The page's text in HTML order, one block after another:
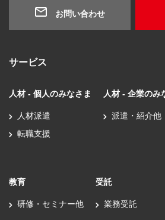
お問い合わせ
サービス
人材 - 個人のみなさま
人材派遣
転職支援
人材 - 企業のみ
派遣・紹介他
教育
研修・セミナー他
受託
業務受託